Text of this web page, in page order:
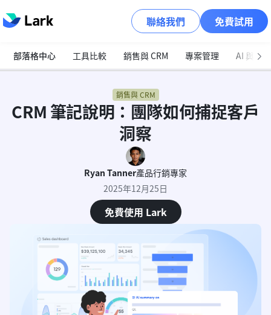
聯絡我們 免費試用
部落格中心 工具比較 銷售與 CRM 專案管理 AI 與自
銷售與 CRM
CRM 筆記說明：團隊如何捕捉客戶
洞察
Ryan Tanner產品行銷專家
2025年12月25日
免費使用 Lark